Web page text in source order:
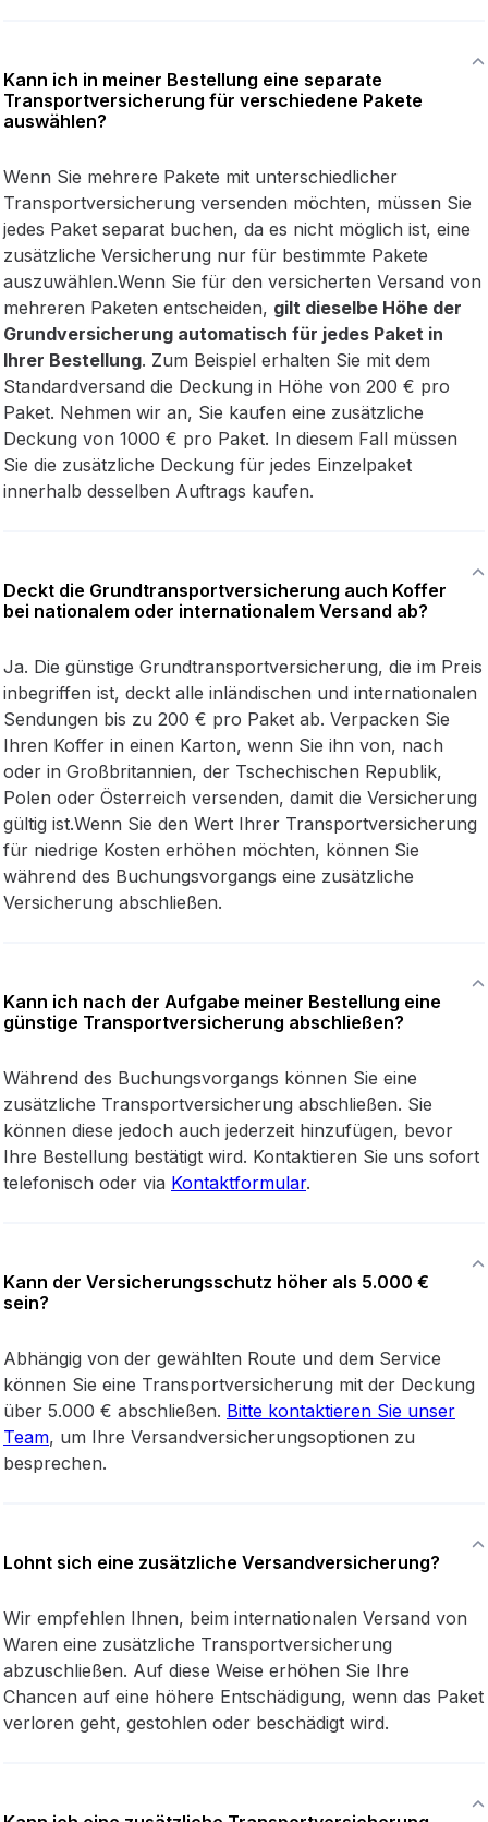
Kann ich in meiner Bestellung eine separate
Transportversicherung für verschiedene Pakete
auswählen?
Wenn Sie mehrere Pakete mit unterschiedlicher
Transportversicherung versenden möchten, müssen Sie
jedes Paket separat buchen, da es nicht möglich ist, eine
zusätzliche Versicherung nur für bestimmte Pakete
auszuwählen.Wenn Sie für den versicherten Versand von
mehreren Paketen entscheiden, gilt dieselbe Höhe der
Grundversicherung automatisch für jedes Paket in
Ihrer Bestellung. Zum Beispiel erhalten Sie mit dem
Standardversand die Deckung in Höhe von 200 € pro
Paket. Nehmen wir an, Sie kaufen eine zusätzliche
Deckung von 1000 € pro Paket. In diesem Fall müssen
Sie die zusätzliche Deckung für jedes Einzelpaket
innerhalb desselben Auftrags kaufen.
Deckt die Grundtransportversicherung auch Koffer
bei nationalem oder internationalem Versand ab?
Ja. Die günstige Grundtransportversicherung, die im Preis
inbegriffen ist, deckt alle inländischen und internationalen
Sendungen bis zu 200 € pro Paket ab. Verpacken Sie
Ihren Koffer in einen Karton, wenn Sie ihn von, nach
oder in Großbritannien, der Tschechischen Republik,
Polen oder Österreich versenden, damit die Versicherung
gültig ist.Wenn Sie den Wert Ihrer Transportversicherung
für niedrige Kosten erhöhen möchten, können Sie
während des Buchungsvorgangs eine zusätzliche
Versicherung abschließen.
Kann ich nach der Aufgabe meiner Bestellung eine
günstige Transportversicherung abschließen?
Während des Buchungsvorgangs können Sie eine
zusätzliche Transportversicherung abschließen. Sie
können diese jedoch auch jederzeit hinzufügen, bevor
Ihre Bestellung bestätigt wird. Kontaktieren Sie uns sofort
telefonisch oder via Kontaktformular.
Kann der Versicherungsschutz höher als 5.000 €
sein?
Abhängig von der gewählten Route und dem Service
können Sie eine Transportversicherung mit der Deckung
über 5.000 € abschließen. Bitte kontaktieren Sie unser
Team, um Ihre Versandversicherungsoptionen zu
besprechen.
Lohnt sich eine zusätzliche Versandversicherung?
Wir empfehlen Ihnen, beim internationalen Versand von
Waren eine zusätzliche Transportversicherung
abzuschließen. Auf diese Weise erhöhen Sie Ihre
Chancen auf eine höhere Entschädigung, wenn das Paket
verloren geht, gestohlen oder beschädigt wird.